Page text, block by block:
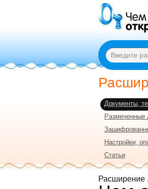
Расширение .
Документы,
Размеченные
Настройки,
Статьи